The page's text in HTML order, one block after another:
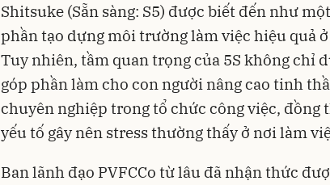
Shitsuke (Sẵn sàng: S5) được biết đến như
phần tạo dựng môi trường làm việc hiệu quả
Tuy nhiên, tầm quan trọng của 5S không chỉ
góp phần làm cho con người nâng cao tinh
chuyên nghiệp trong tổ chức công việc, đồng
yếu tố gây nên stress thường thấy ở nơi làm
Ban lãnh đạo PVFCCo từ lâu đã nhận thức